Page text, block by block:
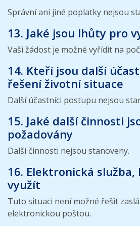
Správní ani jiné poplatky nejsou
13. Jaké jsou lhůty pro
Vaši žádost je možné vyřídit na
14. Kteří jsou další
řešení životní situace
Další účastníci postupu nejsou
15. Jaké další činnosti
požadovány
Další činnosti nejsou stanoveny.
16. Elektronická
využít
Tuto situaci není možné řešit
elektronickou poštou.